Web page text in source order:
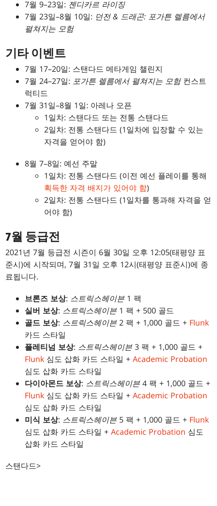
7월 9–23일: 젠디카르 라이징
7월 23일–8월 10일: 던전 & 드래곤: 포가튼 렐름에서
펼쳐지는 모험
기타 이벤트
7월 17–20일: 스탠다드 메타게임 챌린지
7월 24–27일: 포가튼 렐름에서 펼쳐지는 모험컨스트
럭티드
7월 31일–8월 1일: 아레나 오픈
1일차: 스탠다드 또는 전통 스탠다드
2일차: 전통 스탠다드 (1일차에 입장할 수 있는
자격을 얻어야 함)
8월 7–8일: 예선 주말
1일차: 전통 스탠다드 (이전 예선 플레이를 통해
획득한 자격 배지가 있어야 함)
2일차: 전통 스탠다드 (1일차를 통과해 자격을 얻
어야 함)
7월 등급전
2021년 7월 등급전 시즌이 6월 30일 오후 12:05(태평양 표
준시)에 시작되며, 7월 31일 오후 12시(태평양 표준시)에 종
료됩니다.
브론즈 보상: 스트릭스헤이븐 1 팩
실버 보상: 스트릭스헤이븐 1 팩 + 500 골드
골드 보상: 스트릭스헤이븐 2 팩 + 1,000 골드 + Flunk
카드 스타일
플레티넘 보상: 스트릭스헤이븐 3 팩 + 1,000 골드 +
Flunk 심도 삽화 카드 스타일 +Academic Probation
심도 삽화 카드 스타일
다이아몬드 보상: 스트릭스헤이븐 4 팩 + 1,000 골드 +
Flunk 심도 삽화 카드 스타일 +Academic Probation
심도 삽화 카드 스타일
미식 보상: 스트릭스헤이븐 5 팩 + 1,000 골드 + Flunk
심도 삽화 카드 스타일 +Academic Probation 심도
삽화 카드 스타일
스탠다드>